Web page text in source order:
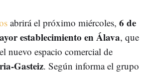
abrirá el próximo miércoles, 6 de
establecimiento en Álava, que
nuevo espacio comercial de
Gasteiz. Según informa el grupo